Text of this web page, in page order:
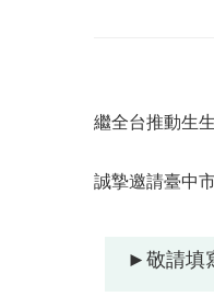
繼全台推動生
誠摯邀請臺中
►敬請填